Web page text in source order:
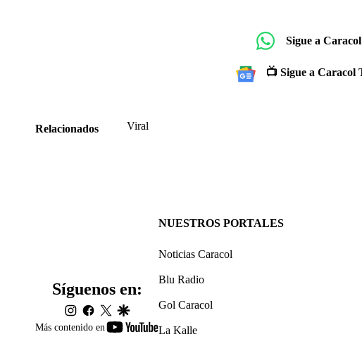
Sigue a
📺 Sigue a Caracol
Relacionados Viral
Más contenido en
youtube-
Síguenos en:
instagram
facebook
twittergoogle
NUESTROS PORTALES
Noticias Caracol
Blu Radio
Gol Caracol
La Kalle